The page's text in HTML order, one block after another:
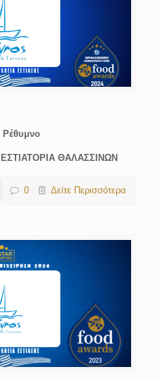
Ρέθυμνο
ΕΣΤΙΑΤΟΡΙΑ ΘΑΛΑΣΣΙΝΩΝ
0 Δείτε Περισσότερα